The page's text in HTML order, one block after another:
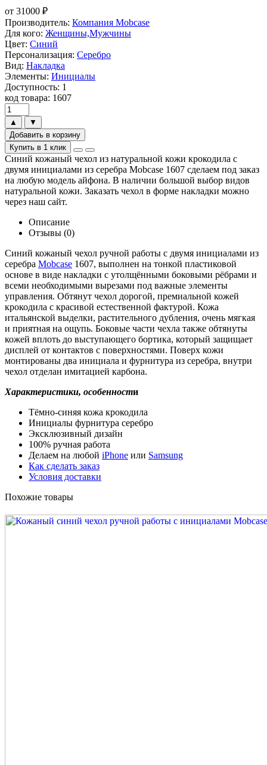
от 31000 ₽
Производитель: Компания Mobcase
Для кого: Женщины,Мужчины
Цвет: Синий
Персонализация: Серебро
Вид: Накладка
Элементы: Инициалы
Доступность: 1
код товара: 1607
▲
▼
Добавить в корзину
Купить в 1 клик
Синий кожаный чехол из натуральной кожи крокодила с
двумя инициалами из серебра Mobcase 1607 сделаем под заказ
на любую модель айфона. В наличии большой выбор видов
натуральной кожи. Заказать чехол в форме накладки можно
через наш сайт.
Описание
Отзывы (0)
Синий кожаный чехол ручной работы с двумя инициалами из
серебра Mobcase 1607, выполнен на тонкой пластиковой
основе в виде накладки с утолщёнными боковыми рёбрами и
всеми необходимыми вырезами под важные элементы
управления. Обтянут чехол дорогой, премиальной кожей
крокодила с красивой естественной фактурой. Кожа
итальянской выделки, растительного дубления, очень мягкая
и приятная на ощупь. Боковые части чехла также обтянуты
кожей вплоть до выступающего бортика, который защищает
дисплей от контактов с поверхностями. Поверх кожи
монтированы два инициала и фурнитура из серебра, внутри
чехол отделан имитацией карбона.
Характеристики, особенности
Тёмно-синяя кожа крокодила
Инициалы фурнитура серебро
Эксклюзивный дизайн
100% ручная работа
Делаем на любой iPhone или Samsung
Как сделать заказ
Условия доставки
Похожие товары